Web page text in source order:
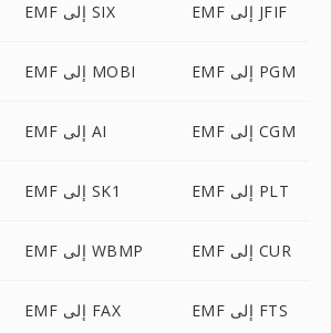
EMF إلى SIX EMF إلى JFIF
EMF إلى MOBI EMF إلى PGM
EMF إلى AI EMF إلى CGM
EMF إلى SK1 EMF إلى PLT
EMF إلى WBMP EMF إلى CUR
EMF إلى FAX EMF إلى FTS